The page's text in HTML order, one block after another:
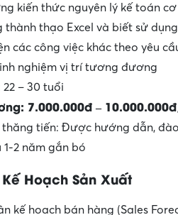
kiến thức nguyên lý kế toán
thành thạo Excel và biết sử
các công việc khác theo yêu
nghiệm vị trí tương đương
– 30 tuổi
7.000.000đ –
thăng tiến: Được hướng dẫn,
1-2 năm gắn bó
Hoạch Sản Xuất
kế hoạch bán hàng (Sales